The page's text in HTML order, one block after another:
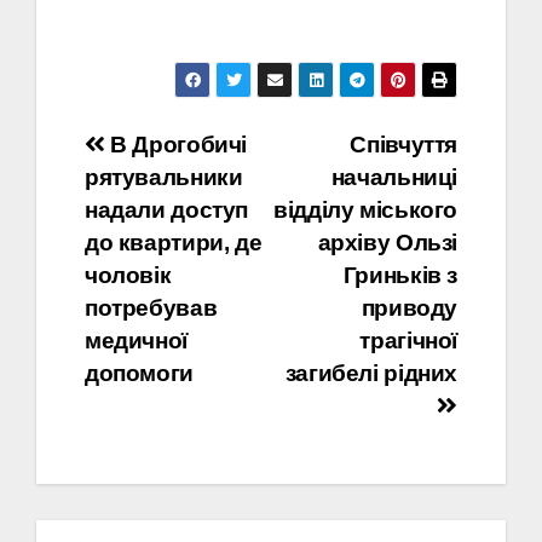
Навігація
записів
Співчуття
начальниці
відділу міського
архіву Ользі
Гриньків з
приводу
трагічної
загибелі рідних
В Дрогобичі
рятувальники
надали доступ
до квартири, де
чоловік
потребував
медичної
допомоги